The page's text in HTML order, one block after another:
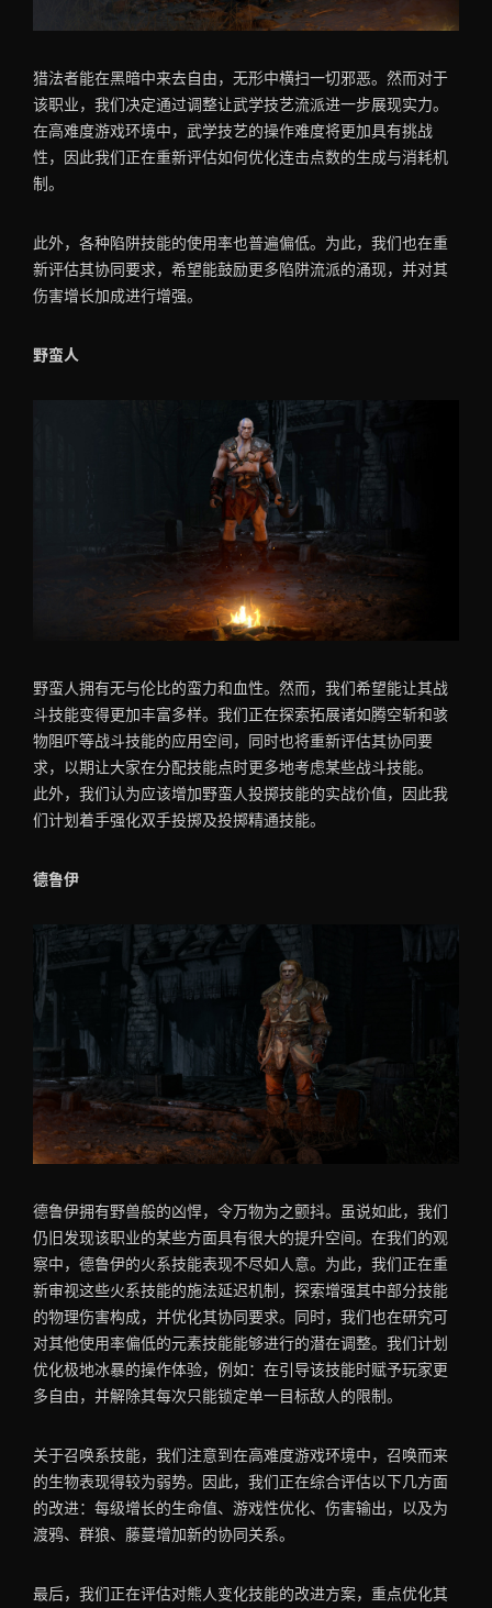
猎法者能在黑暗中来去自由，无形中横扫一切邪恶。然而对于
该职业，我们决定通过调整让武学技艺流派进一步展现实力。
在高难度游戏环境中，武学技艺的操作难度将更加具有挑战
性，因此我们正在重新评估如何优化连击点数的生成与消耗机
制。
此外，各种陷阱技能的使用率也普遍偏低。为此，我们也在重
新评估其协同要求，希望能鼓励更多陷阱流派的涌现，并对其
伤害增长加成进行增强。
野蛮人
野蛮人拥有无与伦比的蛮力和血性。然而，我们希望能让其战
斗技能变得更加丰富多样。我们正在探索拓展诸如腾空斩和骇
物阻吓等战斗技能的应用空间，同时也将重新评估其协同要
求，以期让大家在分配技能点时更多地考虑某些战斗技能。
此外，我们认为应该增加野蛮人投掷技能的实战价值，因此我
们计划着手强化双手投掷及投掷精通技能。
德鲁伊
德鲁伊拥有野兽般的凶悍，令万物为之颤抖。虽说如此，我们
仍旧发现该职业的某些方面具有很大的提升空间。在我们的观
察中，德鲁伊的火系技能表现不尽如人意。为此，我们正在重
新审视这些火系技能的施法延迟机制，探索增强其中部分技能
的物理伤害构成，并优化其协同要求。同时，我们也在研究可
对其他使用率偏低的元素技能能够进行的潜在调整。我们计划
优化极地冰暴的操作体验，例如：在引导该技能时赋予玩家更
多自由，并解除其每次只能锁定单一目标敌人的限制。
关于召唤系技能，我们注意到在高难度游戏环境中，召唤而来
的生物表现得较为弱势。因此，我们正在综合评估以下几方面
的改进：每级增长的生命值、游戏性优化、伤害输出，以及为
渡鸦、群狼、藤蔓增加新的协同关系。
最后，我们正在评估对熊人变化技能的改进方案，重点优化其